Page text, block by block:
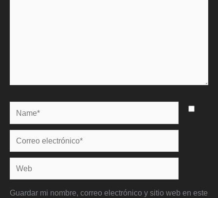
Name*
Correo
electrónico*
Web
Guardar mi nombre, correo electrónico y sitio web en este